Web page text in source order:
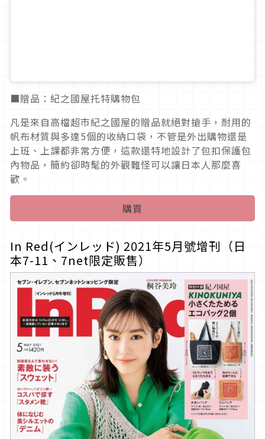
■贈品：紀之國屋托特購物包
凡是來自高檔超市紀之國屋的贈品就絕對搶手，耐用的
帆布材質與多達5個的收納口袋，不管是外出購物還是
上班、上課都非常方便，這款還特地設計了包扣保護包
內物品，簡約卻時髦的外觀難怪可以讓日本人那麼喜
歡。
購買
In Red(インレッド) 2021年5月號增刊（日
本7-11、7net限定販售）